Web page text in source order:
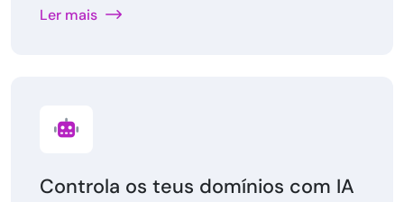
Ler mais
Controla os teus domínios com IA